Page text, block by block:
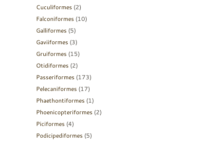
Cuculiformes (2)
Falconiformes (10)
Galliformes (5)
Gaviiformes (3)
Gruiformes (15)
Otidiformes (2)
Passeriformes (173)
Pelecaniformes (17)
Phaethontiformes (1)
Phoenicopteriformes (2)
Piciformes (4)
Podicipediformes (5)